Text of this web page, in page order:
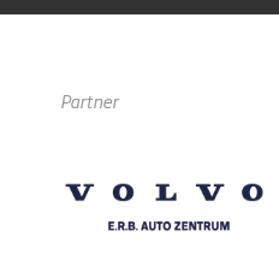
Partner